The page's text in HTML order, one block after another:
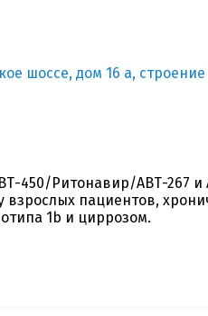
шоссе, дом 16 а, строение
450/Ритонавир/АВТ-267 и
пациентов,
1b и циррозом.